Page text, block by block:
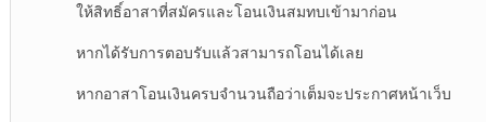
ให้สิทธิ์อาสาที่สมัครและโอนเงินสมทบเข้ามาก่อน
หากได้รับการตอบรับแล้วสามารถโอนได้เลย
หากอาสาโอนเงินครบจำนวนถือว่าเต็มจะประกาศหน้าเว็บ